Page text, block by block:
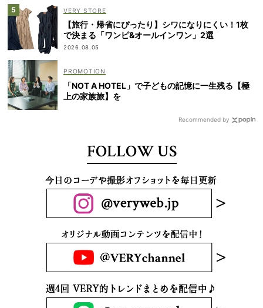
VERY STORE
【旅行・帰省にぴったり】シワになりにくい！1枚
で決まる「ワンピ&オールインワン」2選
2026.08.05
「NOT A HOTEL」で子どもの記憶に一生残る【極
上の家族旅】を
Recommended by
FOLLOW US